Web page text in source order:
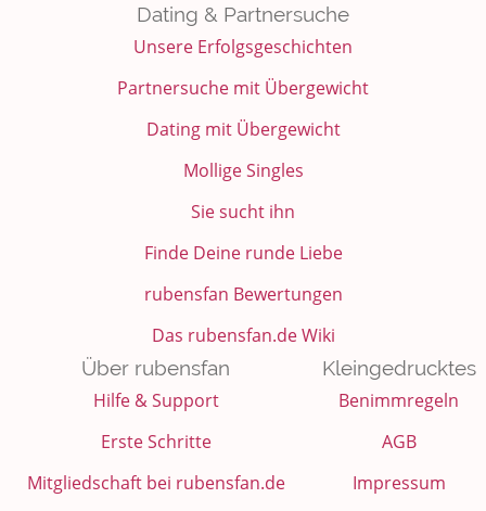
Dating & Partnersuche
Unsere Erfolgsgeschichten
Partnersuche mit Übergewicht
Dating mit Übergewicht
Mollige Singles
Sie sucht ihn
Finde Deine runde Liebe
rubensfan Bewertungen
Das rubensfan.de Wiki
Über rubensfan
Hilfe & Support
Erste Schritte
Mitgliedschaft bei rubensfan.de
Kleingedrucktes
Benimmregeln
AGB
Impressum